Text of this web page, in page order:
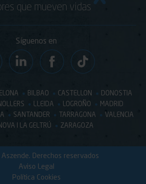
que mueven vidas
Síguenos en
BILBAO CASTELLON
DONOSTIA
LLEIDA LOGROÑO
MADRID
SANTANDER TARRAGONA
VALENCIA
I LA GELTRÚ
ZARAGOZA
Derechos reservados
Aviso Legal
Política Cookies